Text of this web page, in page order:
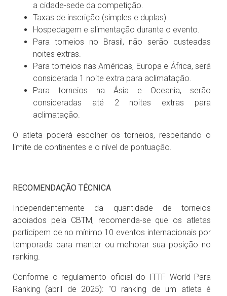
a cidade-sede da competição.
Taxas de inscrição (simples e duplas).
Hospedagem e alimentação durante o evento.
Para torneios no Brasil, não serão custeadas
noites extras.
Para torneios nas Américas, Europa e África, será
considerada 1 noite extra para aclimatação.
Para torneios na Ásia e Oceania, serão
consideradas até 2 noites extras para
aclimatação.
O atleta poderá escolher os torneios, respeitando o
limite de continentes e o nível de pontuação.
RECOMENDAÇÃO TÉCNICA
Independentemente da quantidade de torneios
apoiados pela CBTM, recomenda-se que os atletas
participem de no mínimo 10 eventos internacionais por
temporada para manter ou melhorar sua posição no
ranking.
Conforme o regulamento oficial do ITTF World Para
Ranking (abril de 2025): "O ranking de um atleta é